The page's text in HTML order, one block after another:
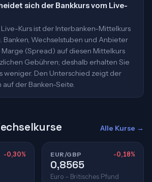
sich der Bankkurs vom Live-
Kurs ist der Interbanken-Mittelkurs
Banken, Wechselstuben und Anbieter
(Spread) auf diesen Mittelkurs
Gebühren; deshalb erhalten Sie
weniger. Den Unterschied zeigt der
der Banken-Seite.
Alle Kurse →
-0,30% EUR/GBP -0,18%
0,8565
Euro – Britisches Pfund